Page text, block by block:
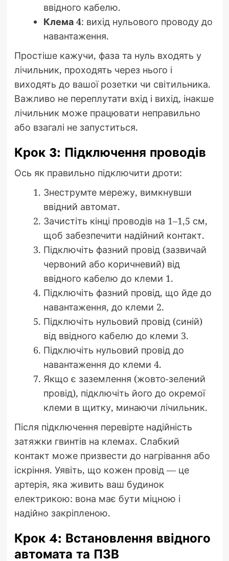
ввідного кабелю.
Клема 4: вихід нульового проводу до
навантаження.
Простіше кажучи, фаза та нуль входять у
лічильник, проходять через нього і
виходять до вашої розетки чи світильника.
Важливо не переплутати вхід і вихід, інакше
лічильник може працювати неправильно
або взагалі не запуститься.
Крок 3: Підключення проводів
Ось як правильно підключити дроти:
Знеструмте мережу, вимкнувши
ввідний автомат.
Зачистіть кінці проводів на 1–1,5 см,
щоб забезпечити надійний контакт.
Підключіть фазний провід (зазвичай
червоний або коричневий) від
ввідного кабелю до клеми 1.
Підключіть фазний провід, що йде до
навантаження, до клеми 2.
Підключіть нульовий провід (синій)
від ввідного кабелю до клеми 3.
Підключіть нульовий провід до
навантаження до клеми 4.
Якщо є заземлення (жовто-зелений
провід), підключіть його до окремої
клеми в щитку, минаючи лічильник.
Після підключення перевірте надійність
затяжки гвинтів на клемах. Слабкий
контакт може призвести до нагрівання або
іскріння. Уявіть, що кожен провід — це
артерія, яка живить ваш будинок
електрикою: вона має бути міцною і
надійно закріпленою.
Крок 4: Встановлення ввідного
автомата та ПЗВ